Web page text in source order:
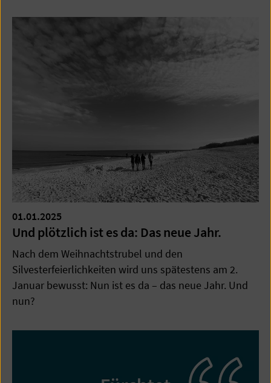
01.01.2025
Und plötzlich ist es da: Das neue Jahr.
Nach dem Weihnachtstrubel und den
Silvesterfeierlichkeiten wird uns spätestens am 2.
Januar bewusst: Nun ist es da – das neue Jahr. Und
nun?